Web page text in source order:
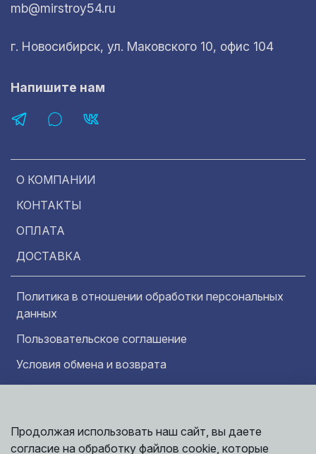
О КОМПАНИИ
КОНТАКТЫ
ОПЛАТА
ДОСТАВКА
Политика в отношении обработки персональных
данных
Пользовательское соглашение
Условия обмена и возврата
mb@mirstroy54.ru
г. Новосибирск, ул. Маковского 10, офис 104
Напишите нам
Информация представленная на сайте
носит исключительно ознакомительный
Продолжая использовать наш сайт, вы даете
согласие на обработку файлов cookie, которые
обработки